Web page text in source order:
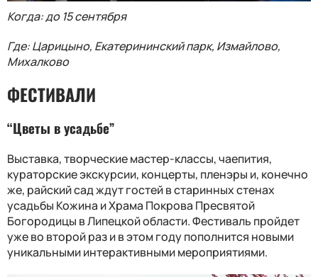
Когда: до 15 сентября
Где: Царицыно, Екатерининский парк, Измайлово,
Михалково
ФЕСТИВАЛИ
“Цветы в усадьбе”
Выставка, творческие мастер-классы, чаепития,
кураторские экскурсии, концерты, пленэры и, конечно
же, райский сад ждут гостей в старинных стенах
усадьбы Кожина и Храма Покрова Пресвятой
Богородицы в Липецкой области. Фестиваль пройдет
уже во второй раз и в этом году пополнится новыми
уникальными интерактивными мероприятиями.